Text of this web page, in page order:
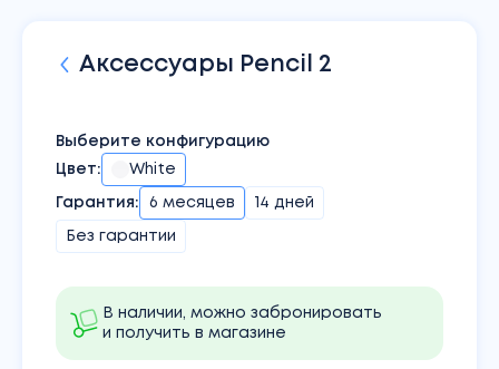
Аксессуары Pencil 2
Выберите конфигурацию
Цвет: White
Гарантия: 6 месяцев 14 дней
Без гарантии
В наличии, можно забронировать
и получить в магазине